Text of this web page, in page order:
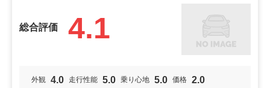
総合評価 4.1
外観 4.0 走行性能 5.0 乗り心地 5.0 価格 2.0